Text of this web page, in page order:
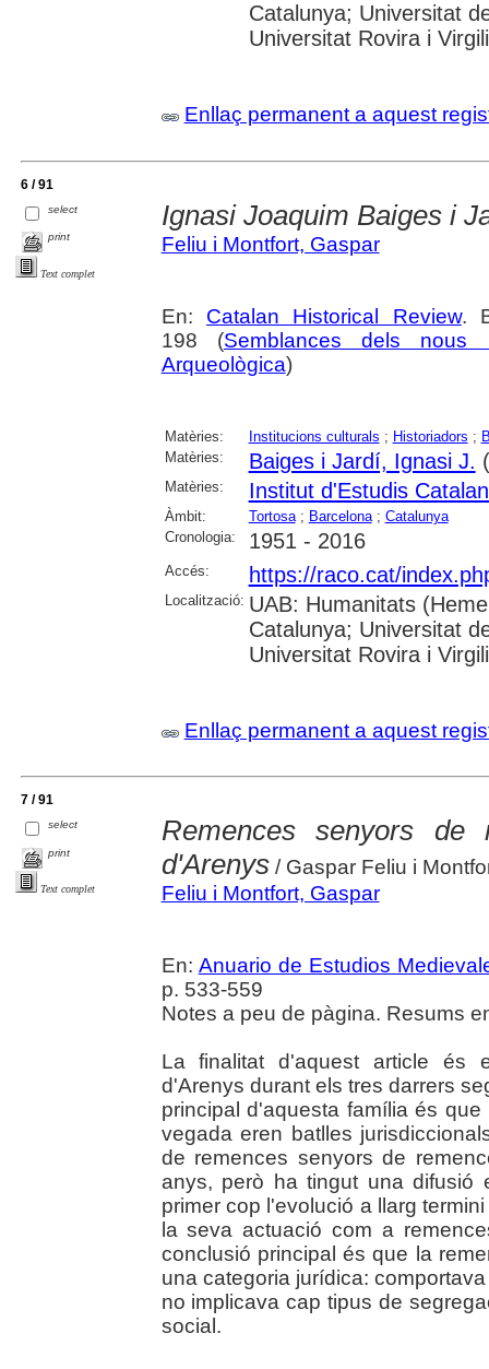
Catalunya; Universitat
Universitat Rovira i Virgili
Enllaç permanent a aquest
6 / 91
select
print
Text complet
Ignasi Joaquim Baiges i
Feliu i Montfort, Gaspar
En: Catalan Historical Review.
198 (Semblances dels nous
Arqueològica)
Matèries: Institucions culturals ; Historiadors ;
Matèries:
Baiges i Jardí, Ignasi J.
Matèries: Institut d'Estudis
Àmbit: Tortosa; Barcelona; Catalunya
Cronologia:
1951 - 2016
Accés: https://raco.cat/
Localització: UAB: Humanitats
Catalunya; Universitat
Universitat Rovira i Virgili
Enllaç permanent a aquest
7 / 91
select
print
Text complet
Remences senyors
d'Arenys/ Gaspar Feliu i
Feliu i Montfort, Gaspar
En: Anuario de Estudios
p. 533-559
Notes a peu de pàgina. Resums
La finalitat d'aquest article és
d'Arenys durant els tres darrers
principal d'aquesta família és
vegada eren batlles
de remences senyors de
anys, però ha tingut una difusió
primer cop l'evolució a llarg
la seva actuació com a
conclusió principal és que la
una categoria jurídica:
no implicava cap tipus de
social.